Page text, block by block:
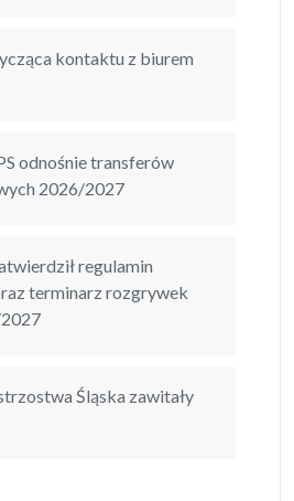
kontaktu z biurem
odnośnie transferów
2026/2027
regulamin
terminarz rozgrywek
Śląska zawitały